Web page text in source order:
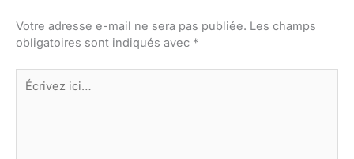
Votre adresse e-mail ne sera pas publiée. Les champs
obligatoires sont indiqués avec *
Écrivez
ici…